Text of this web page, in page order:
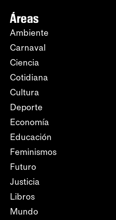
Áreas
Ambiente
Carnaval
Ciencia
Cotidiana
Cultura
Deporte
Economía
Educación
Feminismos
Futuro
Justicia
Libros
Mundo